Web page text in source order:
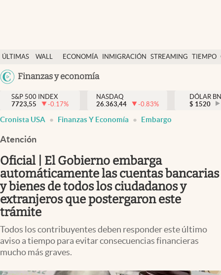
ÚLTIMAS
NOTICIAS
WALL
DÓLAR
ECONOMÍA INMIGRACIÓN STREAMING TIEMPO
México
Finanzas y economía
Finanzas y economía
Wall Street y dólar
Inmigración
Espiritual
Streaming
PC y mobile
Lifestyle
USA
S&P 500 INDEX
7723,55
-0.17%
NASDAQ
26.363,44
-0.83%
DÓLAR
$ 1520
Cronista USA Finanzas Y Economía Embargo
Atención
Oficial | El Gobierno embarga
automáticamente las cuentas bancarias
y bienes de todos los ciudadanos y
extranjeros que postergaron este
trámite
Todos los contribuyentes deben responder este último
aviso a tiempo para evitar consecuencias financieras
mucho más graves.